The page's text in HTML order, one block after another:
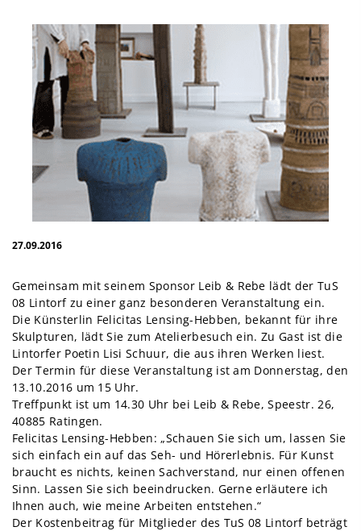
27.09.2016
Gemeinsam mit seinem Sponsor Leib & Rebe lädt der TuS
08 Lintorf zu einer ganz besonderen Veranstaltung ein.
Die Künsterlin Felicitas Lensing-Hebben, bekannt für ihre
Skulpturen, lädt Sie zum Atelierbesuch ein. Zu Gast ist die
Lintorfer Poetin Lisi Schuur, die aus ihren Werken liest.
Der Termin für diese Veranstaltung ist am Donnerstag, den
13.10.2016 um 15 Uhr.
Treffpunkt ist um 14.30 Uhr bei Leib & Rebe, Speestr. 26,
40885 Ratingen.
Felicitas Lensing-Hebben: „Schauen Sie sich um, lassen Sie
sich einfach ein auf das Seh- und Hörerlebnis. Für Kunst
braucht es nichts, keinen Sachverstand, nur einen offenen
Sinn. Lassen Sie sich beeindrucken. Gerne erläutere ich
Ihnen auch, wie meine Arbeiten entstehen.“
Der Kostenbeitrag für Mitglieder des TuS 08 Lintorf beträgt